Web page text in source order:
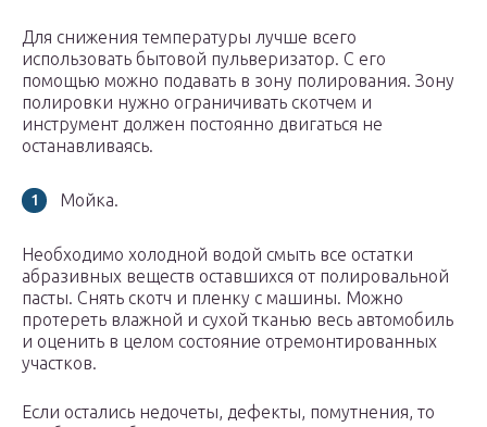
Для снижения температуры лучше всего
использовать бытовой пульверизатор. С его
помощью можно подавать в зону полирования. Зону
полировки нужно ограничивать скотчем и
инструмент должен постоянно двигаться не
останавливаясь.
Мойка.
Необходимо холодной водой смыть все остатки
абразивных веществ оставшихся от полировальной
пасты. Снять скотч и пленку с машины. Можно
протереть влажной и сухой тканью весь автомобиль
и оценить в целом состояние отремонтированных
участков.
Если остались недочеты, дефекты, помутнения, то